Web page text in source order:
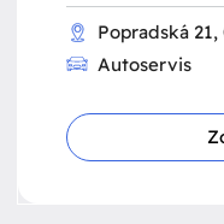
Popradská
Autoservis